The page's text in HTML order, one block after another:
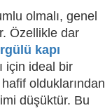
olmalı, genel
Özellikle dar
kapı
için ideal bir
olduklarından
düşüktür. Bu